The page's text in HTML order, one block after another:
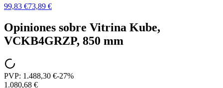
99,83 €73,89 €
Opiniones sobre Vitrina Kube,
VCKB4GRZP, 850 mm
PVP: 1.488,30 €-27%
1.080,68 €